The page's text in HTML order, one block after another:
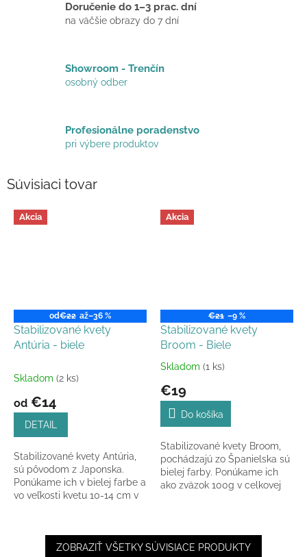
Doručenie do 1–3 prac. dní
na väčšie obrazy do 7 dní
Showroom - Trenčín
osobný odber
Profesionálne poradenstvo
pri výbere produktov
Súvisiaci tovar
Akcia
od€22 až–36 %
Stabilizované kvety
Antúria - biele
Skladom (2 ks)
od €14
DETAIL
Stabilizované kvety Antúria,
sú pôvodom z Japonska.
Ponúkame ich v bielej farbe a
vo veľkosti kvetu 10-14 cm v
Akcia
€21 –9 %
Stabilizované kvety
Broom - Biele
Priemerné
produktu
5,0
5
hviezdičiek.
Skladom (1 ks)
€19
Do košíka
Stabilizované kvety Broom,
pochádzajú zo Španielska sú
bielej farby. Ponúkame ich
ako zväzok 100g v celkovej
ZOBRAZIŤ VŠETKY SÚVISIACE PRODUKTY